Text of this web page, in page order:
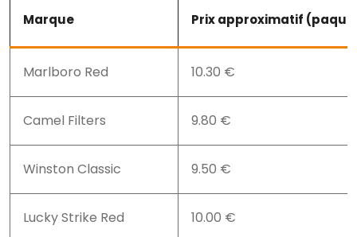
Marque Prix approximatif
Marlboro Red 10.30 €
Camel Filters 9.80 €
Winston Classic 9.50 €
Lucky Strike Red 10.00 €